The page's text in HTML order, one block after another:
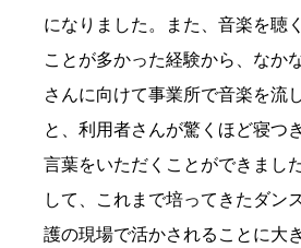
になりました。また、音楽を聴
ことが多かった経験から、なか
さんに向けて事業所で音楽を流
と、利用者さんが驚くほど寝つ
言葉をいただくことができまし
して、これまで培ってきたダン
護の現場で活かされることに大